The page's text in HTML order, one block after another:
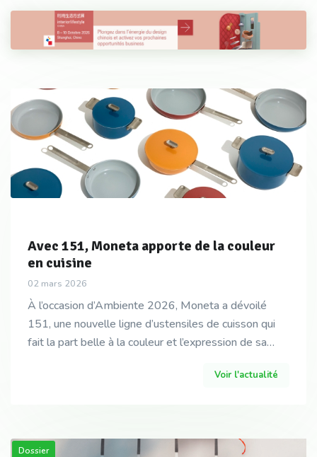
Avec 151, Moneta apporte de la couleur
en cuisine
02 mars 2026
À l’occasion d’Ambiente 2026, Moneta a dévoilé
151, une nouvelle ligne d’ustensiles de cuisson qui
fait la part belle à la couleur et l’expression de sa
Voir l'actualité
Dossier